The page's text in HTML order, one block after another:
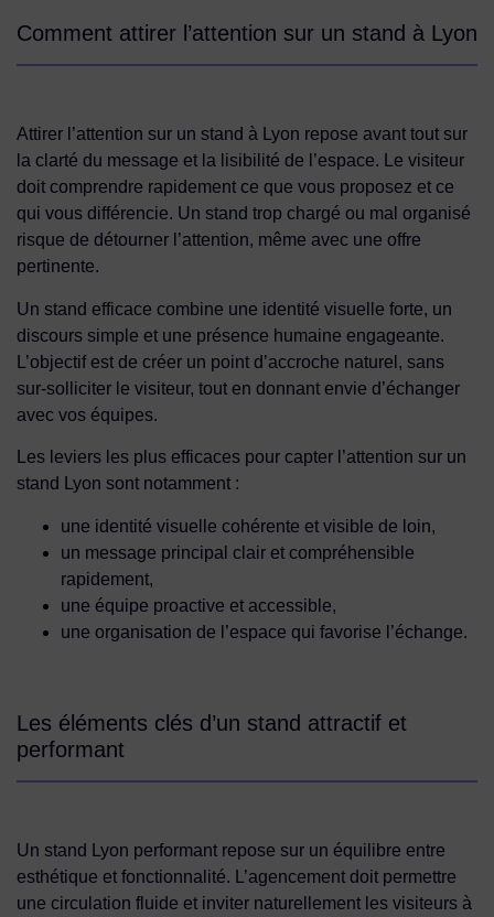
Comment attirer l’attention sur un stand à Lyon
Attirer l’attention sur un stand à Lyon repose avant tout sur
la clarté du message et la lisibilité de l’espace. Le visiteur
doit comprendre rapidement ce que vous proposez et ce
qui vous différencie. Un stand trop chargé ou mal organisé
risque de détourner l’attention, même avec une offre
pertinente.
Un stand efficace combine une identité visuelle forte, un
discours simple et une présence humaine engageante.
L’objectif est de créer un point d’accroche naturel, sans
sur-solliciter le visiteur, tout en donnant envie d’échanger
avec vos équipes.
Les leviers les plus efficaces pour capter l’attention sur un
stand Lyon sont notamment :
une identité visuelle cohérente et visible de loin,
un message principal clair et compréhensible
rapidement,
une équipe proactive et accessible,
une organisation de l’espace qui favorise l’échange.
Les éléments clés d’un stand attractif et
performant
Un stand Lyon performant repose sur un équilibre entre
esthétique et fonctionnalité. L’agencement doit permettre
une circulation fluide et inviter naturellement les visiteurs à